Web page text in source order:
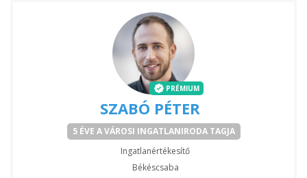
PRÉMIUM
SZABÓ PÉTER
5 ÉVE A VÁROSI INGATLANIRODA TAGJA
Ingatlanértékesítő
Békéscsaba